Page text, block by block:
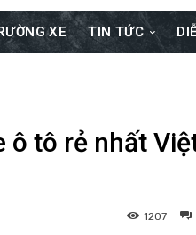
XE TIN TỨC
ô tô rẻ nhất
1207